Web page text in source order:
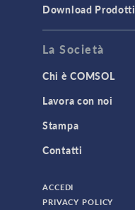
Download Prodotti
La Società
Chi è COMSOL
Lavora con noi
Stampa
Contatti
ACCEDI
PRIVACY POLICY